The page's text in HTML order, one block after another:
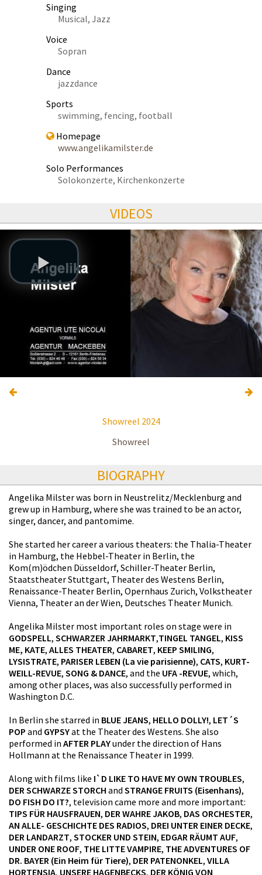
Singing
Musical, Jazz
Voice
Sopran
Dance
jazzdance
Sports
swimming, fencing, football
Homepage
www.angelikamilster.de
Solo Performances
Solokonzerte, Kirchenkonzerte
VIDEOS
Showreel 2024
Showreel
BIOGRAPHY
Angelika Milster was born in Neustrelitz/Mecklenburg and
grew up in Hamburg, where she was trained to be an actor,
singer, dancer, and pantomime.
She started her career a various theaters: the Thalia-Theater
in Hamburg, the Hebbel-Theater in Berlin, the
Kom(m)ödchen Düsseldorf, Schiller-Theater Berlin,
Staatstheater Stuttgart, Theater des Westens Berlin,
Renaissance-Theater Berlin, Opernhaus Zurich, Volkstheater
Vienna, Theater an der Wien, Deutsches Theater Munich.
Angelika Milster most important roles on stage were in
GODSPELL, SCHWARZER JAHRMARKT,TINGEL TANGEL, KISS
ME, KATE, ALLES THEATER, CABARET, KEEP SMILING,
LYSISTRATE, PARISER LEBEN (La vie parisienne), CATS, KURT-
WEILL-REVUE, SONG & DANCE, and the UFA -REVUE, which,
among other places, was also successfully performed in
Washington D.C.
In Berlin she starred in BLUE JEANS, HELLO DOLLY!, LET´S
POP and GYPSYat the Theater des Westens. She also
performed in AFTER PLAYunder the direction of Hans
Hollmann at the Renaissance Theater in 1999.
Along with films like I`D LIKE TO HAVE MY OWN TROUBLES,
DER SCHWARZE STORCH and STRANGE FRUITS (Eisenhans),
DO FISH DO IT?, television came more and more important:
TIPS FÜR HAUSFRAUEN, DER WAHRE JAKOB, DAS ORCHESTER,
AN ALLE- GESCHICHTE DES RADIOS, DREI UNTER EINER DECKE,
DER LANDARZT, STOCKER UND STEIN, EDGAR RÄUMT AUF,
UNDER ONE ROOF, THE LITTE VAMPIRE, THE ADVENTURES OF
DR. BAYER (Ein Heim für Tiere), DER PATENONKEL, VILLA
HORTENSIA, UNSERE HAGENBECKS, DER KÖNIG VON